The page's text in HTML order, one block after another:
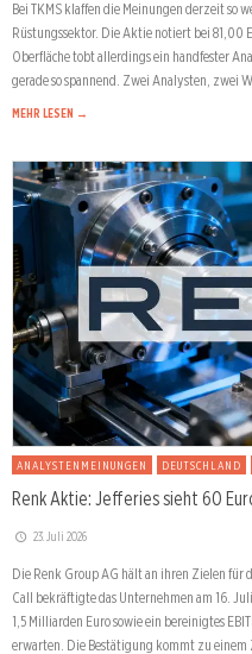
Bei TKMS klaffen die Meinungen derzeit so
Rüstungssektor. Die Aktie notiert bei 81,00
Oberfläche tobt allerdings ein handfester
gerade so spannend. Zwei Analysten, zwei
MEHR LESEN →
ANALYSTENMEINUNGEN DEUTSCHLAND
Renk Aktie: Jefferies sieht 60
23. Juli 2026
Die Renk Group AG hält an ihren Zielen für
Call bekräftigte das Unternehmen am 16.
1,5 Milliarden Euro sowie ein bereinigtes
erwarten. Die Bestätigung kommt zu